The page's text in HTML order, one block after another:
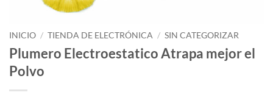
INICIO / TIENDA DE ELECTRÓNICA / SIN CATEGORIZAR
Plumero Electroestatico Atrapa mejor el
Polvo